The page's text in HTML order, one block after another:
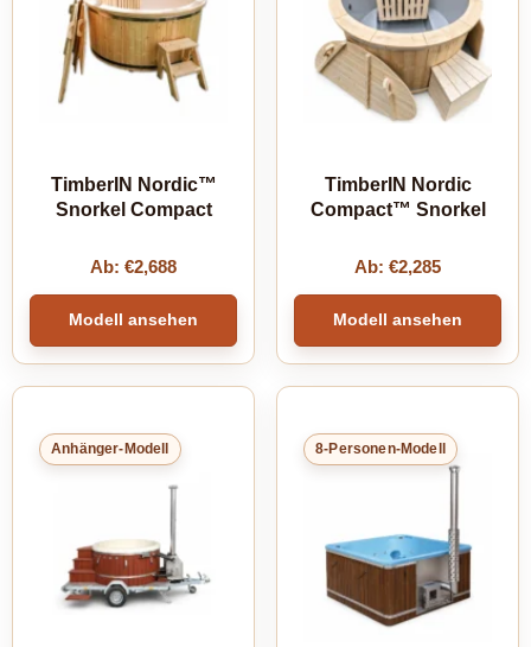
TimberIN Nordic™
Snorkel Compact
Ab: €2,688
Modell ansehen
TimberIN Nordic
Compact™ Snorkel
Ab: €2,285
Modell ansehen
Anhänger-Modell 8-Personen-Modell